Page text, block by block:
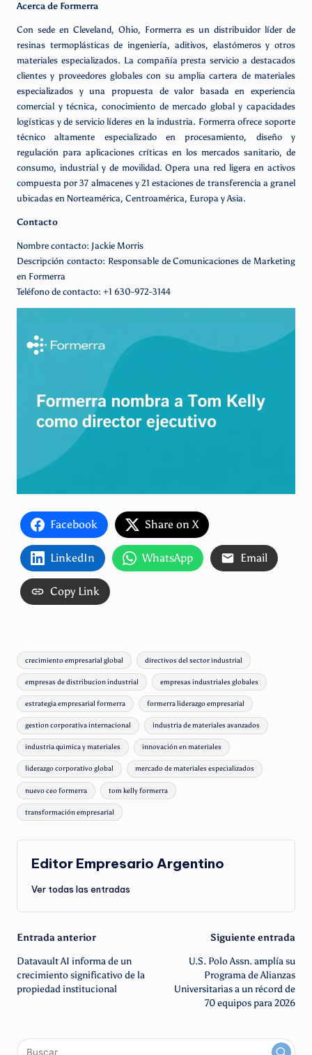
Acerca de Formerra
Con sede en Cleveland, Ohio, Formerra es un distribuidor líder de
resinas termoplásticas de ingeniería, aditivos, elastómeros y otros
materiales especializados. La compañía presta servicio a destacados
clientes y proveedores globales con su amplia cartera de materiales
especializados y una propuesta de valor basada en experiencia
comercial y técnica, conocimiento de mercado global y capacidades
logísticas y de servicio líderes en la industria. Formerra ofrece soporte
técnico altamente especializado en procesamiento, diseño y
regulación para aplicaciones críticas en los mercados sanitario, de
consumo, industrial y de movilidad. Opera una red ligera en activos
compuesta por 37 almacenes y 21 estaciones de transferencia a granel
ubicadas en Norteamérica, Centroamérica, Europa y Asia.
Contacto
Nombre contacto: Jackie Morris
Descripción contacto: Responsable de Comunicaciones de Marketing
en Formerra
Teléfono de contacto: +1 630-972-3144
Facebook Share on X
LinkedIn WhatsApp Email
Copy Link
Etiquetas:
crecimiento empresarial global directivos del sector industrial
empresas de distribucion industrial empresas industriales globales
estrategia empresarial formerra formerra liderazgo empresarial
gestion corporativa internacional industria de materiales avanzados
industria quimica y materiales innovación en materiales
liderazgo corporativo global mercado de materiales especializados
nuevo ceo formerra tom kelly formerra
transformación empresarial
Editor Empresario Argentino
Ver todas las entradas
Navegación
de
entradas
Entrada anterior
Datavault AI informa de un
crecimiento significativo de la
propiedad institucional
Siguiente entrada
U.S. Polo Assn. amplía su
Programa de Alianzas
Universitarias a un récord de
70 equipos para 2026